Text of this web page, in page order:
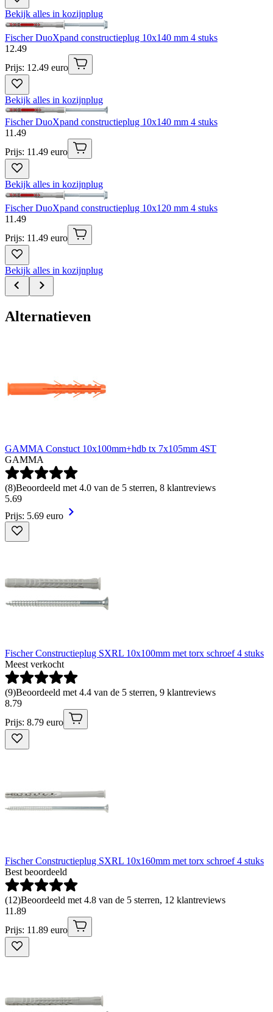
Bekijk alles in kozijnplug
Fischer DuoXpand constructieplug 10x140 mm 4 stuks
12.49
Prijs: 12.49 euro
Bekijk alles in kozijnplug
Fischer DuoXpand constructieplug 10x140 mm 4 stuks
11 .49
Prijs: 11.49 euro
Bekijk alles in kozijnplug
Fischer DuoXpand constructieplug 10x120 mm 4 stuks
11 .49
Prijs: 11.49 euro
Bekijk alles in kozijnplug
Alternatieven
GAMMA Constuct 10x100mm+hdb tx 7x105mm 4ST
GAMMA
(8)Beoordeeld met 4.0 van de 5 sterren, 8 klantreviews
5.69
Prijs: 5.69 euro
Fischer Constructieplug SXRL 10x100mm met torx schroef 4 stuks
Meest verkocht
(9)Beoordeeld met 4.4 van de 5 sterren, 9 klantreviews
8.79
Prijs: 8.79 euro
Fischer Constructieplug SXRL 10x160mm met torx schroef 4 stuks
Best beoordeeld
(12)Beoordeeld met 4.8 van de 5 sterren, 12 klantreviews
11 .89
Prijs: 11.89 euro